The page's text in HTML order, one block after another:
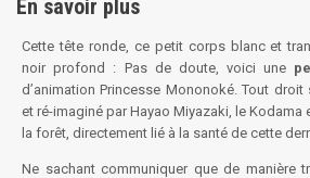
En savoir plus
Cette tête ronde, ce petit corps blanc et
noir profond : Pas de doute, voici une
d’animation Princesse Mononoké. Tout
et ré-imaginé par Hayao Miyazaki, le Kodama
la forêt, directement lié à la santé de cette
Ne sachant communiquer que de manière